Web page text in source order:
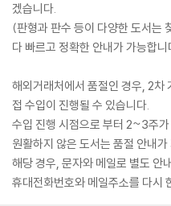
겠습니다.
(판형과 판수 등이 다양한 도서는
다 빠르고 정확한 안내가 가능합니
해외거래처에서 품절인 경우, 2차
접 수입이 진행될 수 있습니다.
수입 진행 시점으로 부터 2~3주
원활하지 않은 도서는 품절 안내
해당 경우, 문자와 메일로 별도 안
휴대전화번호와 메일주소를 다시